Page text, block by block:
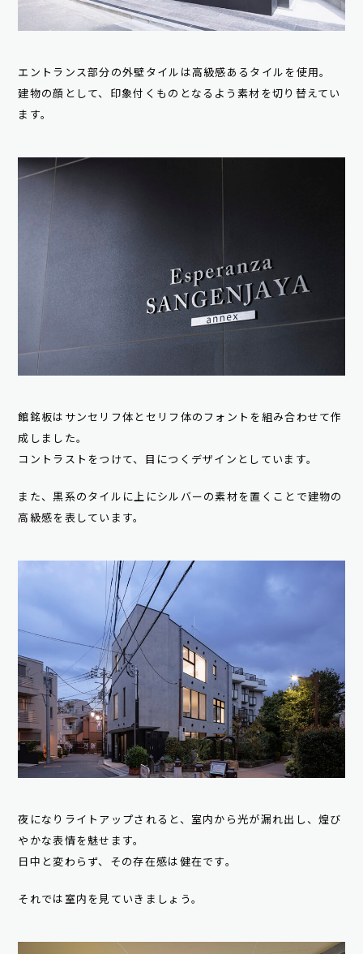
エントランス部分の外壁タイルは高級感あるタイルを使用。
建物の顔として、印象付くものとなるよう素材を切り替えてい
ます。
館銘板はサンセリフ体とセリフ体のフォントを組み合わせて作
成しました。
コントラストをつけて、目につくデザインとしています。
また、黒系のタイルに上にシルバーの素材を置くことで建物の
高級感を表しています。
夜になりライトアップされると、室内から光が漏れ出し、煌び
やかな表情を魅せます。
日中と変わらず、その存在感は健在です。
それでは室内を見ていきましょう。